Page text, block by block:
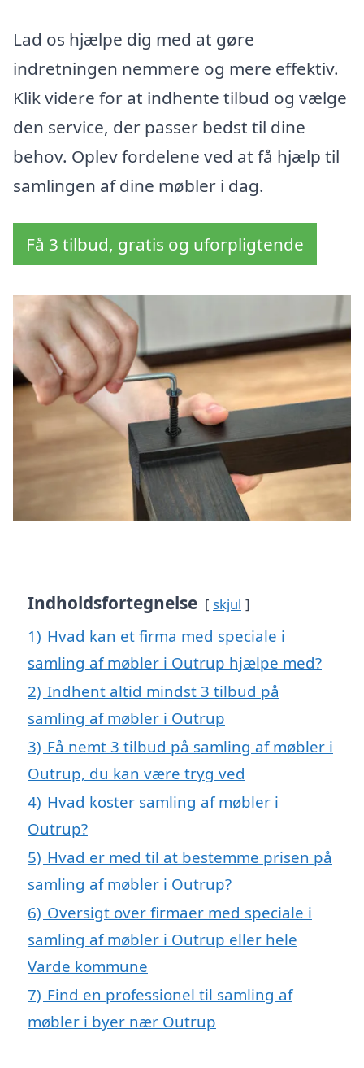
Lad os hjælpe dig med at gøre
indretningen nemmere og mere effektiv.
Klik videre for at indhente tilbud og vælge
den service, der passer bedst til dine
behov. Oplev fordelene ved at få hjælp til
samlingen af dine møbler i dag.
Få 3 tilbud, gratis og uforpligtende
Indholdsfortegnelse skjul
1) Hvad kan et firma med speciale i
samling af møbler i Outrup hjælpe med?
2) Indhent altid mindst 3 tilbud på
samling af møbler i Outrup
3) Få nemt 3 tilbud på samling af møbler i
Outrup, du kan være tryg ved
4) Hvad koster samling af møbler i
Outrup?
5) Hvad er med til at bestemme prisen på
samling af møbler i Outrup?
6) Oversigt over firmaer med speciale i
samling af møbler i Outrup eller hele
Varde kommune
7) Find en professionel til samling af
møbler i byer nær Outrup